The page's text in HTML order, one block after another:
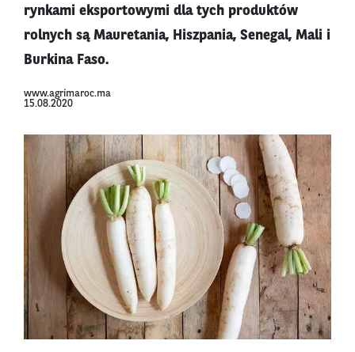
rynkami eksportowymi dla tych produktów
rolnych są Mauretania, Hiszpania, Senegal, Mali i
Burkina Faso.
www.agrimaroc.ma
15.08.2020